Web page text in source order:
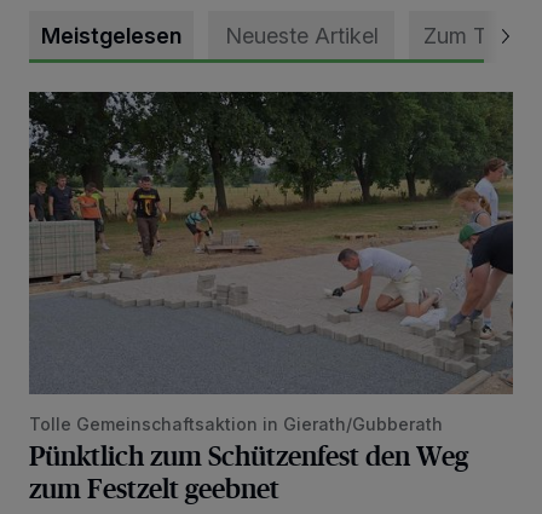
Meistgelesen Neueste Artikel Zum Thema
Pünktlich zum Schützenfest den Weg zum Festzelt
Tolle Gemeinschaftsaktion in Gierath/Gubberath
Pünktlich zum Schützenfest den Weg
zum Festzelt geebnet